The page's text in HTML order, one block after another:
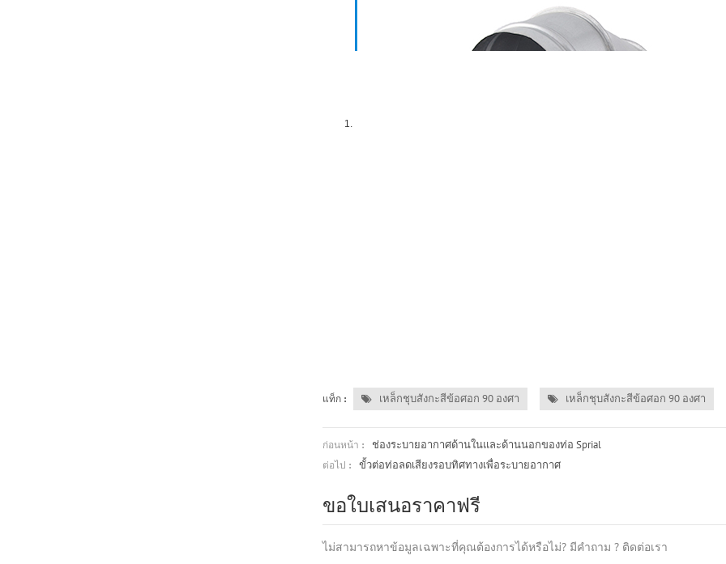
แท็ก : เหล็กชุบสังกะสีข้อศอก 90 องศา เหล็กชุบสังกะสีข้อศอก 90 องศา
ก่อนหน้า : ช่องระบายอากาศด้านในและด้านนอกของท่อ Sprial
ต่อไป : ขั้วต่อท่อลดเสียงรอบทิศทางเพื่อระบายอากาศ
ขอใบเสนอราคาฟรี
ไม่สามารถหาข้อมูลเฉพาะที่คุณต้องการได้หรือไม่? มีคำถาม ? ติดต่อเรา